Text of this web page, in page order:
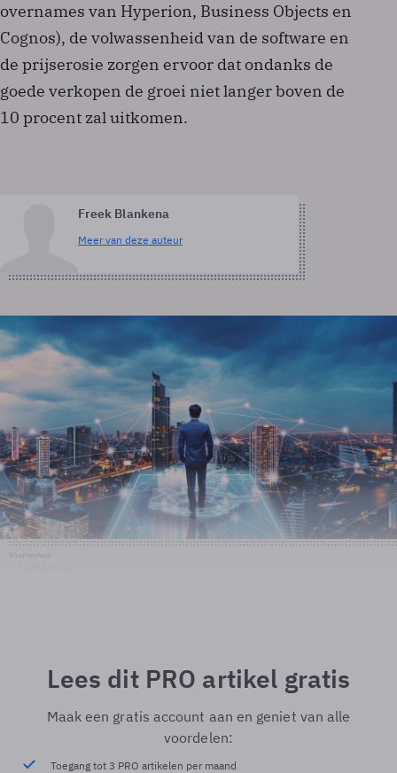
overnames van Hyperion, Business Objects en
Cognos), de volwassenheid van de software en
de prijserosie zorgen ervoor dat ondanks de
goede verkopen de groei niet langer boven de
10 procent zal uitkomen.
Freek Blankena
Meer van deze auteur
Lees dit PRO artikel gratis
Maak een gratis account aan en geniet van alle
voordelen:
Toegang tot 3 PRO artikelen per maand